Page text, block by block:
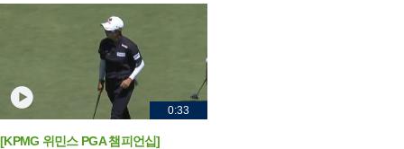
0:33
[KPMG 위민스 PGA 챔피언십]